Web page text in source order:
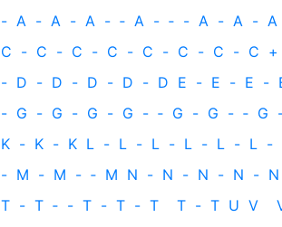
- A - A - A - ‐ A - ‐ - A - A - A
C - C - C - C - C - C - C - C +
- D - D - D - D - D E - E - E -
- G - G - G - G - ‐ G - G - ‐ G
K - K - K L - L - L - L - L - L -
- M - M - ‐ M N - N - N - N - N
T - T ‐ - T - T - T T - T U V